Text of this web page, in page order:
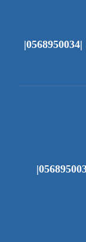
شركة مكافحة الصراصير في عجمان |0568950034|
شركة تنظيف كنب في الفجيرة |0568950034|